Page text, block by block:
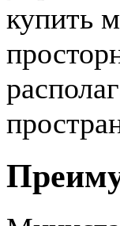
купить